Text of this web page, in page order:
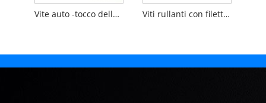
Vite auto -tocco della testa del cappuccio dell'esagono esagonale Viti rullanti con filettatura a testa cilindrica con incasso a croce DIN7500CE